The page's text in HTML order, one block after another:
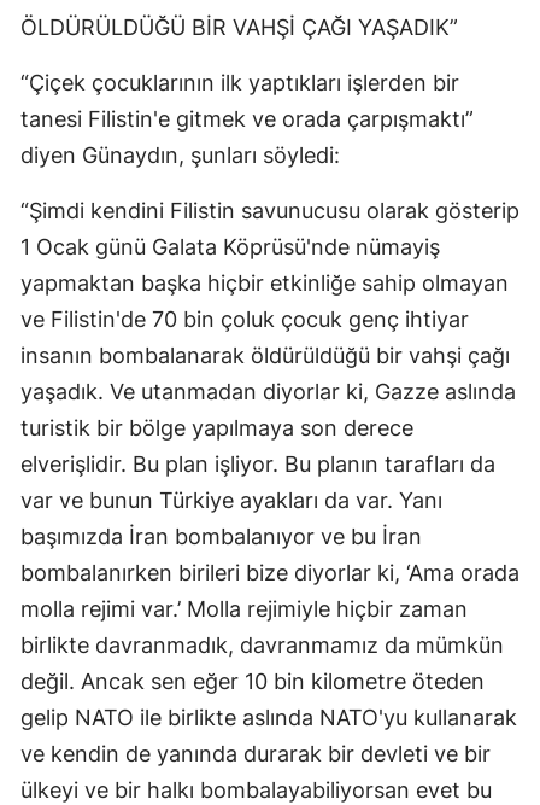
ÖLDÜRÜLDÜĞÜ BİR VAHŞİ ÇAĞI YAŞADIK”
“Çiçek çocuklarının ilk yaptıkları işlerden bir
tanesi Filistin'e gitmek ve orada çarpışmaktı”
diyen Günaydın, şunları söyledi:
“Şimdi kendini Filistin savunucusu olarak gösterip
1 Ocak günü Galata Köprüsü'nde nümayiş
yapmaktan başka hiçbir etkinliğe sahip olmayan
ve Filistin'de 70 bin çoluk çocuk genç ihtiyar
insanın bombalanarak öldürüldüğü bir vahşi çağı
yaşadık. Ve utanmadan diyorlar ki, Gazze aslında
turistik bir bölge yapılmaya son derece
elverişlidir. Bu plan işliyor. Bu planın tarafları da
var ve bunun Türkiye ayakları da var. Yanı
başımızda İran bombalanıyor ve bu İran
bombalanırken birileri bize diyorlar ki, ‘Ama orada
molla rejimi var.’ Molla rejimiyle hiçbir zaman
birlikte davranmadık, davranmamız da mümkün
değil. Ancak sen eğer 10 bin kilometre öteden
gelip NATO ile birlikte aslında NATO'yu kullanarak
ve kendin de yanında durarak bir devleti ve bir
ülkeyi ve bir halkı bombalayabiliyorsan evet bu